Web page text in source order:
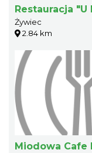
Restauracja "U
Żywiec
2.84 km
Miodowa Cafe